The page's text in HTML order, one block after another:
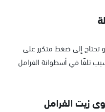
تحتاج إلى ضغط متكرر على
تلفًا في أسطوانة الفرامل